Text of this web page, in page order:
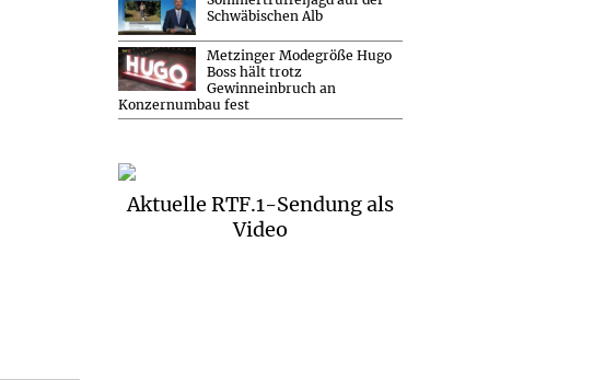
Schwäbischen Alb
Metzinger Modegröße Hugo
Boss hält trotz
Gewinneinbruch an
Konzernumbau fest
Aktuelle RTF.1-Sendung als
Video